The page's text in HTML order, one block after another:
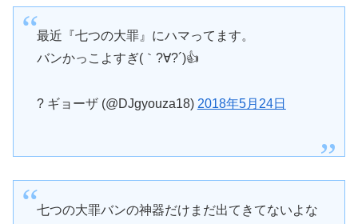
最近『七つの大罪』にハマってます。
バンかっこよすぎ(｀?∀?´)👍
? ギョーザ (@DJgyouza18) 2018年5月24日
七つの大罪バンの神器だけまだ出てきてないよな